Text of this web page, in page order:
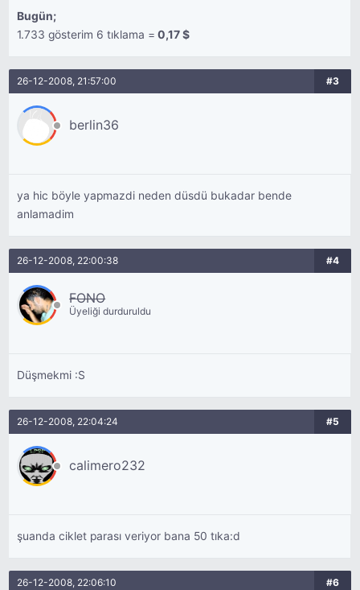
Bugün;
1.733 gösterim 6 tıklama = 0,17 $
26-12-2008, 21:57:00 #3
berlin36
ya hic böyle yapmazdi neden düsdü bukadar bende
anlamadim
26-12-2008, 22:00:38 #4
FONO
Üyeliği durduruldu
Düşmekmi :S
26-12-2008, 22:04:24 #5
calimero232
şuanda ciklet parası veriyor bana 50 tıka:d
26-12-2008, 22:06:10 #6